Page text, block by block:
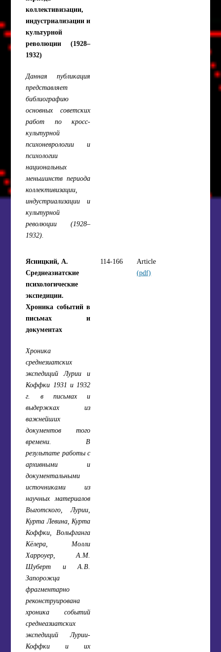
коллективизации,
индустриализации и
культурной
революции (1928–
1932)
Данная публикация
представляет
библиографию
основных советских
работ по кросс-
культурной
психоневрологии и
психологии
национальных
меньшинств периода
коллективизации,
индустриализации и
культурной
революции (1928–
1932).
Ясницкий, А.
Среднеазиатские
психологические
экспедиции.
Хроника событий в
письмах и
документах
Хроника
среднезиатских
экспедиций Лурии и
Коффки 1931 и 1932
г. в письмах и
выдержках из
важнейших
документов того
времени. В
результате работы с
архивными и
документальными
источниками из
научных материалов
Выготского, Лурии,
Курта Левина, Курта
Коффки, Вольфганга
Кёлера, Молли
Харроуер, А.М.
Шуберт и А.В.
Запорожца
фрагментарно
реконструирована
хроника событий
среднеазиатских
экспедиций Лурии-
Коффки и их
114-166
Article
(pdf)